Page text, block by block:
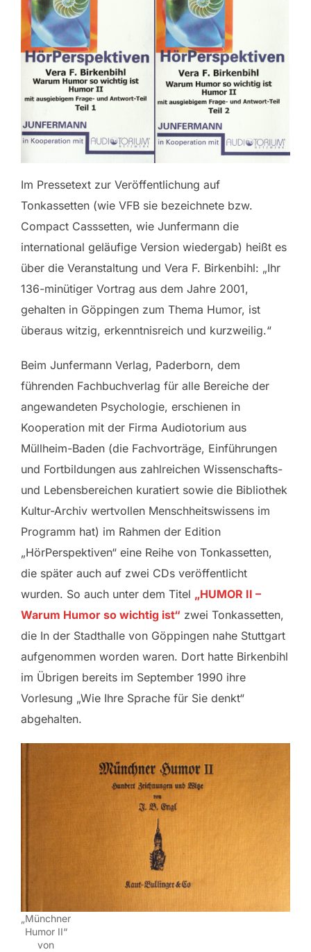
Im Pressetext zur Veröffentlichung auf
Tonkassetten (wie VFB sie bezeichnete bzw.
Compact Casssetten, wie Junfermann die
international geläufige Version wiedergab) heißt es
über die Veranstaltung und Vera F. Birkenbihl: „Ihr
136-minütiger Vortrag aus dem Jahre 2001,
gehalten in Göppingen zum Thema Humor, ist
überaus witzig, erkenntnisreich und kurzweilig.“
Beim Junfermann Verlag, Paderborn, dem
führenden Fachbuchverlag für alle Bereiche der
angewandeten Psychologie, erschienen in
Kooperation mit der Firma Audiotorium aus
Müllheim-Baden (die Fachvorträge, Einführungen
und Fortbildungen aus zahlreichen Wissenschafts-
und Lebensbereichen kuratiert sowie die Bibliothek
Kultur-Archiv wertvollen Menschheitswissens im
Programm hat) im Rahmen der Edition
„HörPerspektiven“ eine Reihe von Tonkassetten,
die später auch auf zwei CDs veröffentlicht
wurden. So auch unter dem Titel „HUMOR II –
Warum Humor so wichtig ist“ zwei Tonkassetten,
die In der Stadthalle von Göppingen nahe Stuttgart
aufgenommen worden waren. Dort hatte Birkenbihl
im Übrigen bereits im September 1990 ihre
Vorlesung „Wie Ihre Sprache für Sie denkt“
abgehalten.
„Münchner
Humor II“
von